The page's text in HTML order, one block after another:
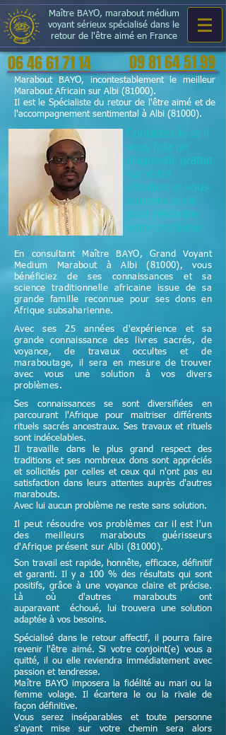
Maître BAYO, marabout médium
voyant sérieux spécialisé dans le
retour de l'être aimé en France
06 46 61 71 14 09 81 64 51 99
Marabout BAYO, incontestablement le meilleur
Marabout Africain sur Albi (81000).
Il est le Spécialiste du retour de l'être aimé et de
l'accompagnement sentimental à Albi (81000).
Contactez-le et il
vous fera un
diagnostic gratuit
sur votre
situation et vous
donnera la clé
pour résoudre
votre problème.
En consultant Maître BAYO, Grand Voyant
Medium Marabout à Albi (81000), vous
bénéficiez de ses connaissances et sa
sciencetraditionnelleafricaine issue de sa
grande famille reconnue pour ses dons en
Afrique subsaharienne.
Avec ses 25 années d'expérience et sa
grande connaissance des livres sacrés, de
voyance, de travaux occultes et de
maraboutage, il sera en mesure de trouver
avec vous une solution à vos divers
problèmes.
Ses connaissances se sont diversifiées en
parcourant l'Afrique pour maitriser différents
rituels sacrés ancestraux. Ses travaux et rituels
sont indécelables.
Il travaille dans le plus grand respect des
traditions et ses nombreux dons sont appréciés
et sollicités par celles et ceux qui n'ont pas eu
satisfaction dans leurs attentes auprès d'autres
marabouts.
Avec lui aucun problème ne reste sans solution.
Il peut résoudre vos problèmes car il est l'un
des meilleurs marabouts guérisseurs
d'Afrique présent sur Albi (81000).
Son travail est rapide, honnête, efficace, définitif
et garanti. Il y a 100 % des résultats qui sont
positifs, grâce à une voyance claire et précise.
Là où d'autres marabouts ont
auparavant échoué, lui trouvera une solution
adaptée à vos besoins.
Spécialisé dans le retour affectif, il pourra faire
revenir l'être aimé. Si votre conjoint(e) vous a
quitté, il ou elle reviendra immédiatement avec
passion et tendresse.
Maître BAYO imposera la fidélité au mari ou la
femme volage. Il écartera le ou la rivale de
façon définitive.
Vous serez inséparables et toute personne
s'ayant mise sur votre chemin sera alors